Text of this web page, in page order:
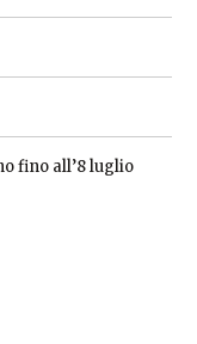
fino all’8 luglio